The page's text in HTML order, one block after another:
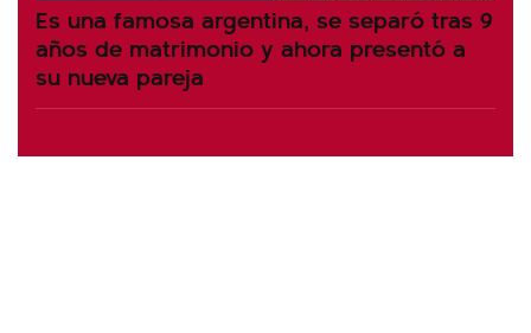
Es una famosa argentina, se separó tras 9
años de matrimonio y ahora presentó a
su nueva pareja